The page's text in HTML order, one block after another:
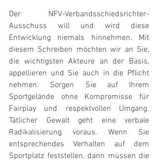
Der NFV-Verbandsschiedsrichter-
Ausschuss will und wird diese
Entwicklung niemals hinnehmen. Mit
diesem Schreiben möchten wir an Sie,
die wichtigsten Akteure an der Basis,
appellieren und Sie auch in die Pflicht
nehmen. Sorgen Sie auf Ihrem
Sportgelände ohne Kompromisse für
Fairplay und respektvollen Umgang.
Tätlicher Gewalt geht eine verbale
Radikalisierung voraus. Wenn Sie
entsprechendes Verhalten auf dem
Sportplatz feststellen, dann müssen die